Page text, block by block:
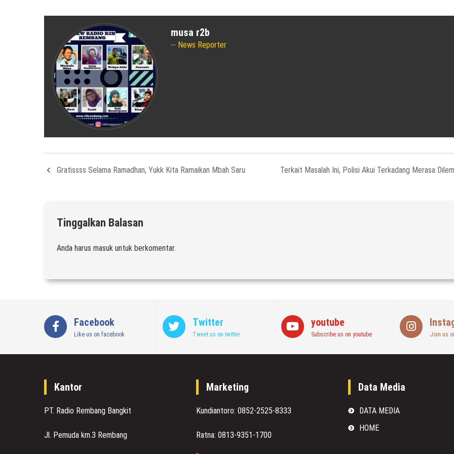
musa r2b
News Reporter
Gratissss Selama Ramadhan, Yukk Kita Ramaikan Mbah Saru Terkait Masalah Ini, Polisi Akui Terkadang Merasa
Tinggalkan Balasan
Anda harus masuk untuk berkomentar.
Facebook
Like us on facebook
Twitter
Tweet us on twitter
youtube
Subscribe us on youtube Join us
Kantor
PT. Radio Rembang Bangkit
Jl. Pemuda km.3 Rembang
Marketing
Kundiantoro: 0852-2525-8333
Ratna: 0813-9351-1700
Data Media
DATA MEDIA
HOME